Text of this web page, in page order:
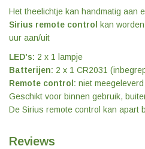
Het theelichtje kan handmatig aan
Sirius remote control
kan
uur aan/uit
LED's: 2 x 1 lampje
Batterijen: 2 x 1 CR2031
Remote control: niet meegeleverd
Geschikt voor binnen gebruik,
De Sirius remote control kan apart
Reviews